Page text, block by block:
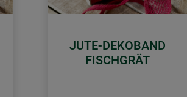
JUTE-DEKOBAND
FISCHGRÄT